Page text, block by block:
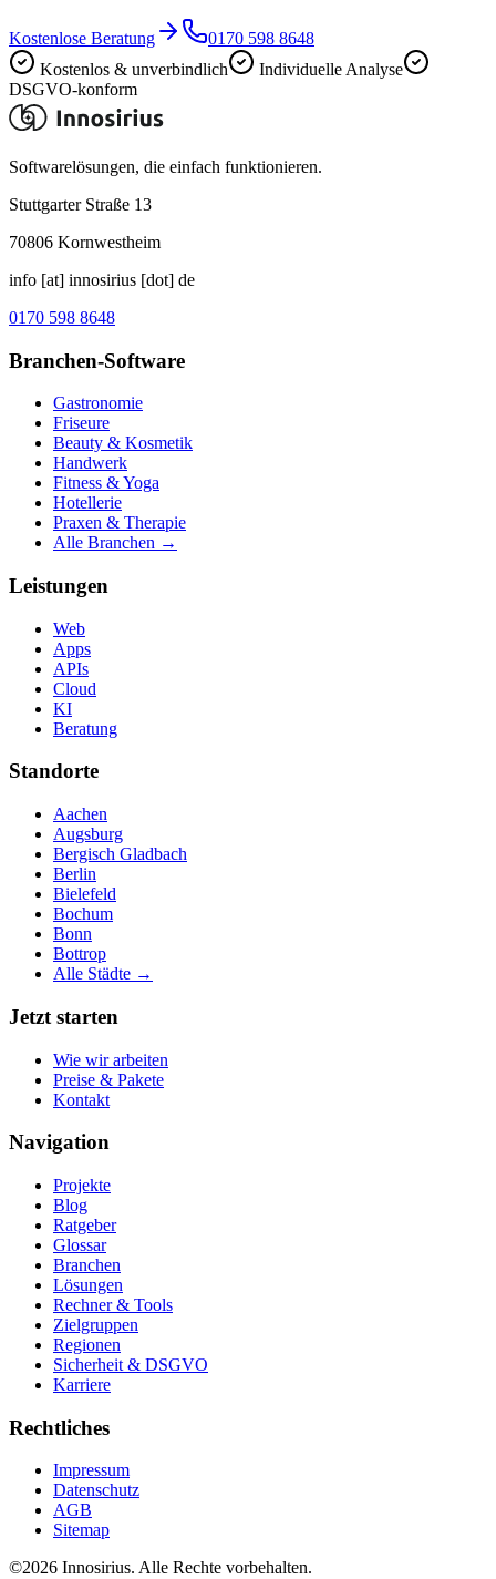
Kostenlose Beratung
0170 598 8648
Kostenlos & unverbindlich
Individuelle Analyse
DSGVO-konform
Softwarelösungen, die einfach funktionieren.
Stuttgarter Straße 13
70806 Kornwestheim
info [at] innosirius [dot] de
0170 598 8648
Branchen-Software
Gastronomie
Friseure
Beauty & Kosmetik
Handwerk
Fitness & Yoga
Hotellerie
Praxen & Therapie
Alle Branchen →
Leistungen
Web
Apps
APIs
Cloud
KI
Beratung
Standorte
Aachen
Augsburg
Bergisch Gladbach
Berlin
Bielefeld
Bochum
Bonn
Bottrop
Alle Städte →
Jetzt starten
Wie wir arbeiten
Preise & Pakete
Kontakt
Navigation
Projekte
Blog
Ratgeber
Glossar
Branchen
Lösungen
Rechner & Tools
Zielgruppen
Regionen
Sicherheit & DSGVO
Karriere
Rechtliches
Impressum
Datenschutz
AGB
Sitemap
©2026 Innosirius. Alle Rechte vorbehalten.